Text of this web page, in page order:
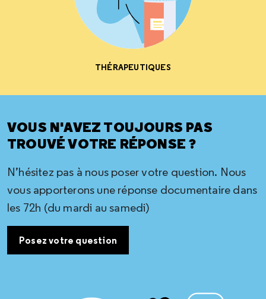
THÉRAPEUTIQUES
VOUS N'AVEZ TOUJOURS PAS
TROUVÉ VOTRE RÉPONSE ?
N’hésitez pas à nous poser votre question. Nous
vous apporterons une réponse documentaire dans
les 72h (du mardi au samedi)
Posez votre question